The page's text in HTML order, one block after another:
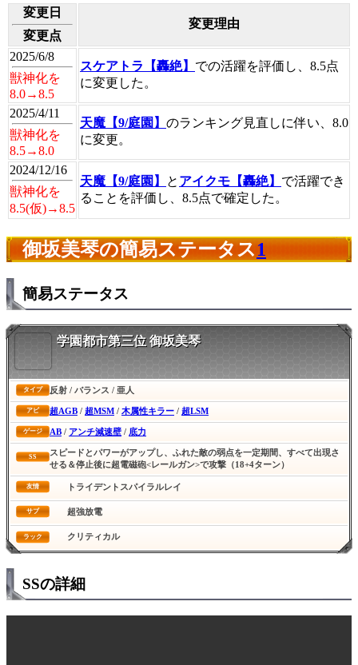
変更日
変更点
変更理由
2025/6/8
獣神化を
8.0→8.5
スケアトラ【轟絶】 での活躍を評価し、8.5点
に変更した。
2025/4/11
獣神化を
8.5→8.0
天魔【9/庭園】 のランキング見直しに伴い、8.0
に変更。
2024/12/16
獣神化を
8.5(仮)→8.5
天魔【9/庭園】 と アイクモ【轟絶】 で活躍でき
ることを評価し、8.5点で確定した。
御坂美琴の簡易ステータス1
簡易ステータス
学園都市第三位 御坂美琴
タイプ 反射 / バランス / 亜人
アビ 超AGB / 超MSM / 木属性キラー / 超LSM
ゲージ AB / アンチ減速壁 / 底力
SS
スピードとパワーがアップし、ふれた敵の弱点を一定期間、すべて出現さ
せる＆停止後に超電磁砲<レールガン>で攻撃（18+4ターン）
友情 トライデントスパイラルレイ
サブ 超強放電
ラック クリティカル
SSの詳細